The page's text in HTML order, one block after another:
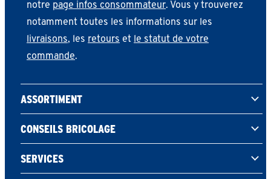
notre page infos consommateur. Vous y trouverez
notamment toutes les informations sur les
livraisons, les retours et le statut de votre
commande.
ASSORTIMENT
CONSEILS BRICOLAGE
SERVICES